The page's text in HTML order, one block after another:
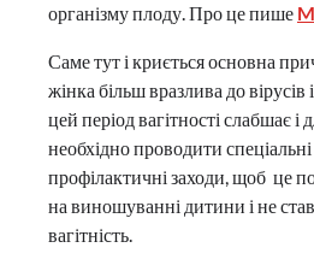
організму плоду. Про це пише
Саме тут і криється основна
жінка більш вразлива до вірусів
цей період вагітності слабшає і
необхідно проводити спеціальні
профілактичні заходи, щоб це
на виношуванні дитини і не
вагітність.